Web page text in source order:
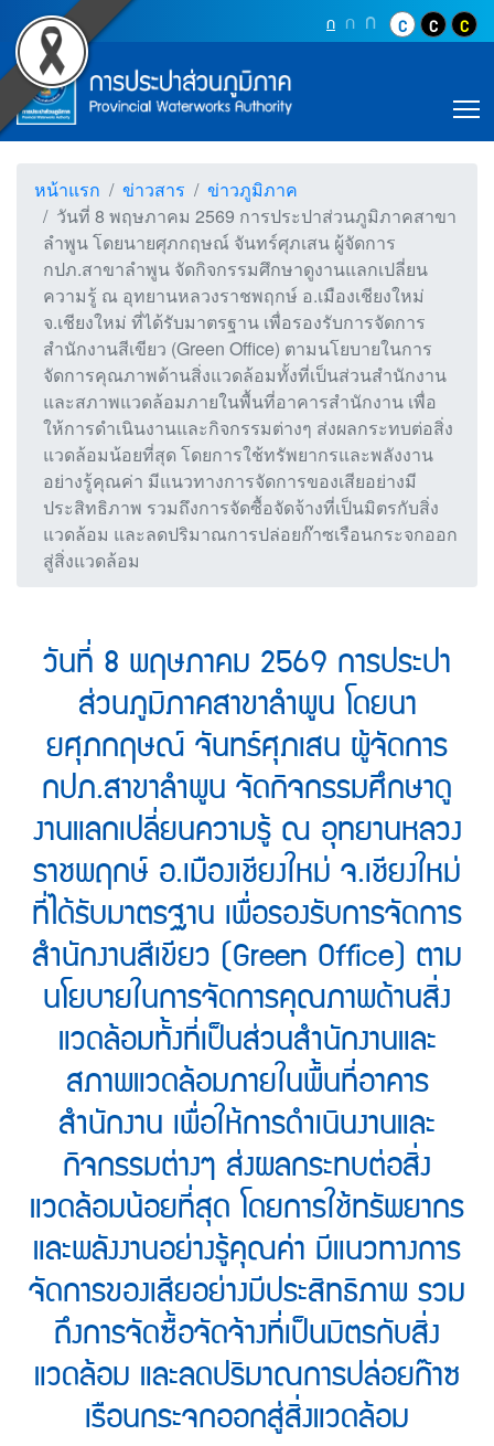
วันที่ 8 พฤษภาคม 2569 ก
ข้ามไปยังเนื้อหา (Skip to content)
ข้ามไปยังเมนู (Skip to menu)
หน้าค้นหาข้อมูลในเว็บไซต์ (Search)
หน้าแผนผังเว็บไซต์ (Sitemap)
ตัวช่วยเหลือการเข้าถึงเว็บไซต์
หน้าหลักหรือโฮมเพจ
หน้าคำถามยอดฮิต
Top Menu กปุ่มปรับตัวอักษรให้เป็นขนา
กปุ่มเพิ่มขนาดตัวอักษร
ก ปุ่มเพิ่มขนาดตั
ปุ่มปรับสีตัวอัก
ปุ่มปรับสี
ปุ่ม
Main Menu
ตราสัญลักษณ์ และค่านิยม การประปาส่ว
หน้าแรก ข่าวสาร
ข่าวภูมิภาค
วันที่ 8 พฤษภาคม 2569 การประปาส่วนภูมิภาคสาขา
ลำพูน โดยนายศุภกฤษณ์ จันทร์ศุภเสน ผู้จัดการ
กปภ.สาขาลำพูน จัดกิจกรรมศึกษาดูงานแลกเปลี่ยน
ความรู้ ณ อุทยานหลวงราชพฤกษ์ อ.เมืองเชียงใหม่
จ.เชียงใหม่ ที่ได้รับมาตรฐาน เพื่อรองรับการจัดการ
สำนักงานสีเขียว (Green Office) ตามนโยบายในการ
จัดการคุณภาพด้านสิ่งแวดล้อมทั้งที่เป็นส่วนสำนักงาน
และสภาพแวดล้อมภายในพื้นที่อาคารสำนักงาน เพื่อ
ให้การดำเนินงานและกิจกรรมต่างๆ ส่งผลกระทบต่อสิ่ง
แวดล้อมน้อยที่สุด โดยการใช้ทรัพยากรและพลังงาน
อย่างรู้คุณค่า มีแนวทางการจัดการของเสียอย่างมี
ประสิทธิภาพ รวมถึงการจัดซื้อจัดจ้างที่เป็นมิตรกับสิ่ง
แวดล้อม และลดปริมาณการปล่อยก๊าซเรือนกระจกออก
สู่สิ่งแวดล้อม
วันที่ 8 พฤษภาคม 2569 การประปา
ส่วนภูมิภาคสาขาลำพูน โดยนา
ยศุภกฤษณ์ จันทร์ศุภเสน ผู้จัดการ
กปภ.สาขาลำพูน จัดกิจกรรมศึกษาดู
งานแลกเปลี่ยนความรู้ ณ อุทยานหลวง
ราชพฤกษ์ อ.เมืองเชียงใหม่ จ.เชียงใหม่
ที่ได้รับมาตรฐาน เพื่อรองรับการจัดการ
สำนักงานสีเขียว (Green Office) ตาม
นโยบายในการจัดการคุณภาพด้านสิ่ง
แวดล้อมทั้งที่เป็นส่วนสำนักงานและ
สภาพแวดล้อมภายในพื้นที่อาคาร
สำนักงาน เพื่อให้การดำเนินงานและ
กิจกรรมต่างๆ ส่งผลกระทบต่อสิ่ง
แวดล้อมน้อยที่สุด โดยการใช้ทรัพยากร
และพลังงานอย่างรู้คุณค่า มีแนวทางการ
จัดการของเสียอย่างมีประสิทธิภาพ รวม
ถึงการจัดซื้อจัดจ้างที่เป็นมิตรกับสิ่ง
แวดล้อม และลดปริมาณการปล่อยก๊าซ
เรือนกระจกออกสู่สิ่งแวดล้อม